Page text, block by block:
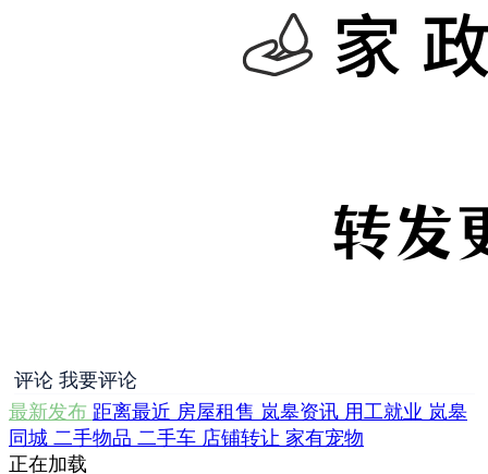
评论 我要评论
最新发布 距离最近 房屋租售 岚皋资讯 用工就业 岚皋
同城 二手物品 二手车 店铺转让 家有宠物
正在加载